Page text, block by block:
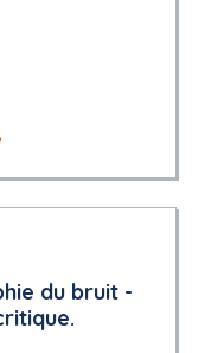
du bruit -